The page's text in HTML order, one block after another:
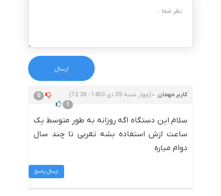
کاربر مهمان (چهار شنبه 05 دی 1403 - 12:38)
0
1
سلام این دستگاه اگه روزانه به طور متوسط یک
ساعت ازش استفاده بشه تقربی تا چند سال
دوام میاره
ارسال پاسخ